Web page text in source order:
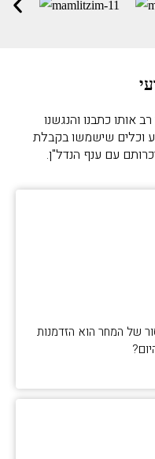
אותו כתבנו והנגשנו
וכלים שישמשו בקבלת
עם ענף הנדל"ן.
של המחר הוא הזדמנות